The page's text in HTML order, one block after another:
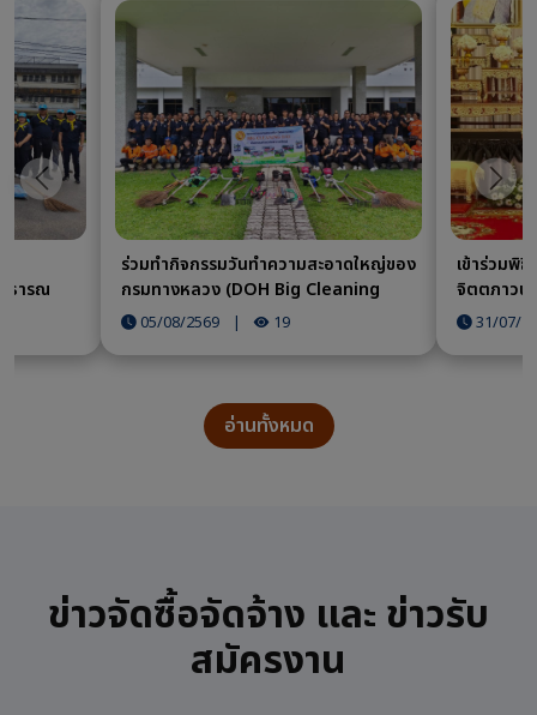
ก่อนหน้า ถัดไป
ธารณ
ร่วมทำกิจกรรมวันทำความสะอาดใหญ่ของ
กรมทางหลวง (DOH Big Cleaning
Day) ประจำปีงบประมาณ พ.ศ. 2569 หรือ
05/08/2569 | 19
เข้าร่วมพิ
จิตตภาวน
สมเด็จพร
31/07/
อ่านทั้งหมด
ข่าวจัดซื้อจัดจ้าง และ ข่าวรับ
สมัครงาน